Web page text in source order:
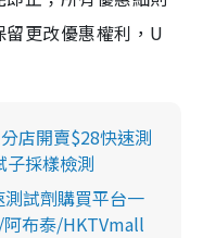
更改優惠權利，U
店開賣$28快速測
子採樣檢測
測試劑購買平台一
布泰/HKTVmall